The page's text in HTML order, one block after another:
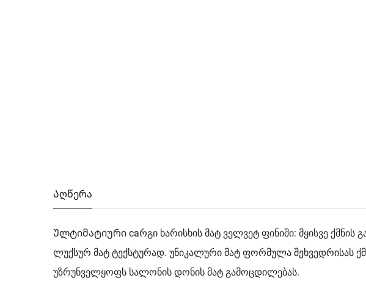
Აღწერა
Ულტიმატიური caრგი ხარისხის მატ ველვეტ ფინიში: მყისვე ქმნის
ლუქსურ მატ ტექსტურად. უნიკალური მატ ფორმულა შეხვედრისას
უზრუნველყოფს სალონის დონის მატ გამოცდილებას.